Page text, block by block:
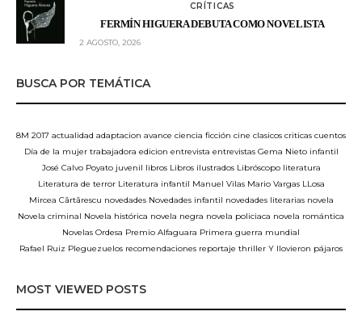
CRÍTICAS
FERMÍN HIGUERA DEBUTA COMO NOVELISTA
2 AGOSTO, 2026
BUSCA POR TEMÁTICA
8M 2017 actualidad adaptacion avance ciencia ficción cine clasicos criticas cuentos
Día de la mujer trabajadora edicion entrevista entrevistas Gema Nieto infantil
José Calvo Poyato juvenil libros Libros ilustrados Libróscopo literatura
Literatura de terror Literatura infantil Manuel Vilas Mario Vargas LLosa
Mircea Cărtărescu novedades Novedades infantil novedades literarias novela
Novela criminal Novela histórica novela negra novela policiaca novela romántica
Novelas Ordesa Premio Alfaguara Primera guerra mundial
Rafael Ruiz Pleguezuelos recomendaciones reportaje thriller Y llovieron pájaros
MOST VIEWED POSTS